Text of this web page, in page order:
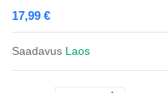
17,99 €
Saadavus Laos